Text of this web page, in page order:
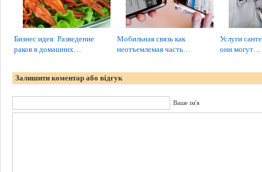
Бизнес идея: Разведение
раков в домашних…
Мобильная связь как
неотъемлемая часть…
Услуги
они могут…
Залишити коментар або відгук
Ваше ім'я